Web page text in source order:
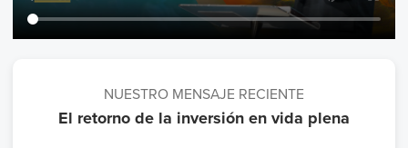
NUESTRO MENSAJE RECIENTE
El retorno de la inversión en vida plena